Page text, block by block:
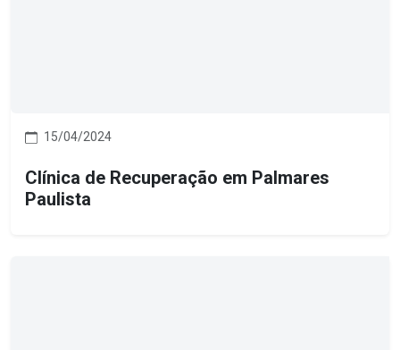
15/04/2024
Clínica de Recuperação em Palmares
Paulista